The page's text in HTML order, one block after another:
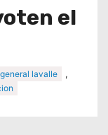
el
lavalle
,